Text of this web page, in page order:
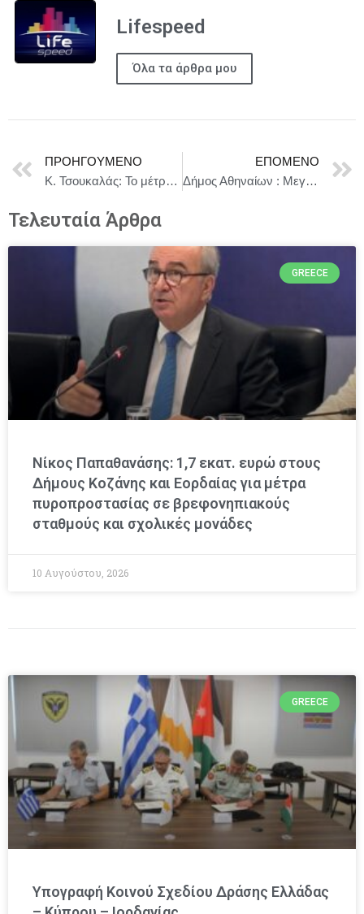
Lifespeed
Όλα τα άρθρα μου
ΠΡΟΗΓΟΎΜΕΝΟ
Κ. Τσουκαλάς: Το μέτρο της καθολικής πρόσβασης των νέων στα ΜΜΜ είναι απόλυτα ρεαλιστικό. Δεν μιλάμε με λόγια του αέρα ούτε θα μπούμε σε διαγκωνισμό παροχών.
ΕΠΌΜΕΝΟ
Δήμος Αθηναίων : Μεγάλη επιτυχία για το Πρόγραμμα Διατροφικής Αγωγής του Δήμου
Τελευταία Άρθρα
GREECE
Νίκος Παπαθανάσης: 1,7 εκατ. ευρώ στους
Δήμους Κοζάνης και Εορδαίας για μέτρα
πυροπροστασίας σε βρεφονηπιακούς
σταθμούς και σχολικές μονάδες
10 Αυγούστου, 2026
GREECE
Υπογραφή Κοινού Σχεδίου Δράσης Ελλάδας